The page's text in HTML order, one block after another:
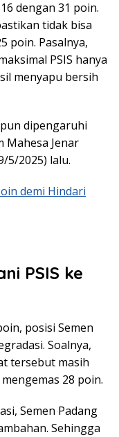
dengan 31 poin.
tidak bisa
poin. Pasalnya,
PSIS hanya
menyapu bersih
dipengaruhi
Mahesa Jenar
5/2025) lalu.
demi Hindari
PSIS ke
posisi Semen
Soalnya,
tersebut masih
28 poin.
Semen Padang
Sehingga